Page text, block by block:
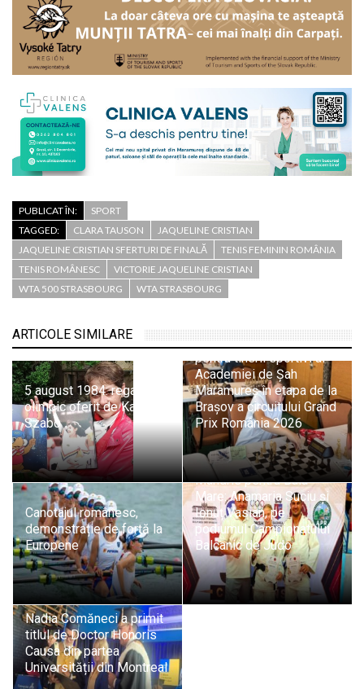
PUBLICAT ÎN:
SPORT
TAGGED:
CLARA TAUSON
JAQUELINE CRISTIAN
JAQUELINE CRISTIAN SFERTURI DE FINALĂ
TENIS FEMININ ROMÂNIA
TENIS ROMÂNESC
VICTORIE JAQUELINE CRISTIAN
WTA 500 STRASBOURG
WTA STRASBOURG
ARTICOLE SIMILARE
5 august 1984: regalul
olimpic oferit de Kati
Szabo
Evoluții promițătoare
pentru tinerii sportivi ai
Academiei de Șah
Maramureș în etapa de la
Brașov a circuitului Grand
Prix România 2026
Canotajul românesc,
demonstrație de forță la
Europene
Mândrie pentru Baia
Mare: Anamaria Suciu și
Ionuț Vasian, pe
podiumul Campionatului
Balcanic de Judo
Nadia Comăneci a primit
titlul de Doctor Honoris
Causa din partea
Universității din Montreal